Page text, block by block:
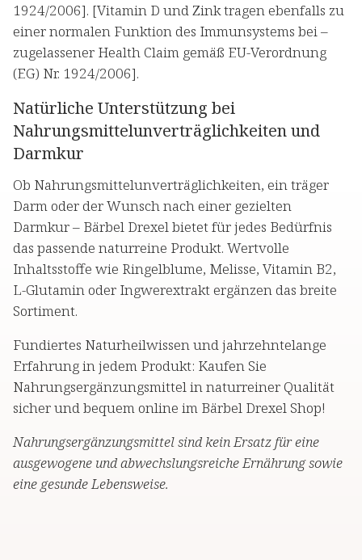
1924/2006]. [Vitamin D und Zink tragen ebenfalls zu
einer normalen Funktion des Immunsystems bei –
zugelassener Health Claim gemäß EU-Verordnung
(EG) Nr. 1924/2006].
Natürliche Unterstützung bei
Nahrungsmittelunverträglichkeiten und
Darmkur
Ob Nahrungsmittelunverträglichkeiten, ein träger
Darm oder der Wunsch nach einer gezielten
Darmkur – Bärbel Drexel bietet für jedes Bedürfnis
das passende naturreine Produkt. Wertvolle
Inhaltsstoffe wie Ringelblume, Melisse, Vitamin B2,
L-Glutamin oder Ingwerextrakt ergänzen das breite
Sortiment.
Fundiertes Naturheilwissen und jahrzehntelange
Erfahrung in jedem Produkt: Kaufen Sie
Nahrungsergänzungsmittel in naturreiner Qualität
sicher und bequem online im Bärbel Drexel Shop!
Nahrungsergänzungsmittel sind kein Ersatz für eine
ausgewogene und abwechslungsreiche Ernährung sowie
eine gesunde Lebensweise.